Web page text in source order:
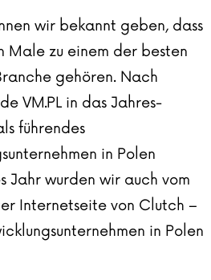
wir bekannt geben, dass
Male zu einem der besten
gehören. Nach
VM.PL in das Jahres-
führendes
in Polen
Jahr wurden wir auch vom
Internetseite von Clutch –
in Polen